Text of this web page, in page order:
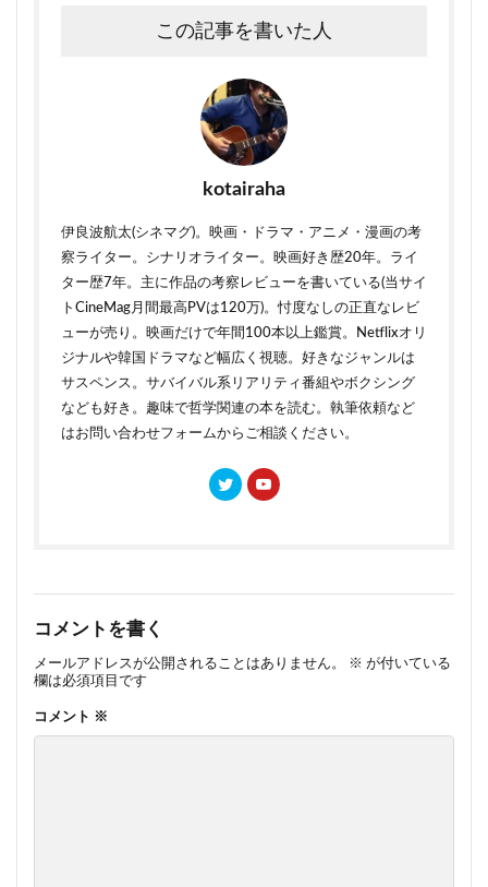
この記事を書いた人
kotairaha
伊良波航太(シネマグ)。映画・ドラマ・アニメ・漫画の考
察ライター。シナリオライター。映画好き歴20年。ライ
ター歴7年。主に作品の考察レビューを書いている(当サイ
トCineMag月間最高PVは120万)。忖度なしの正直なレビ
ューが売り。映画だけで年間100本以上鑑賞。Netflixオリ
ジナルや韓国ドラマなど幅広く視聴。好きなジャンルは
サスペンス。サバイバル系リアリティ番組やボクシング
なども好き。趣味で哲学関連の本を読む。執筆依頼など
はお問い合わせフォームからご相談ください。
コメントを書く
メールアドレスが公開されることはありません。 ※ が付いている
欄は必須項目です
コメント ※